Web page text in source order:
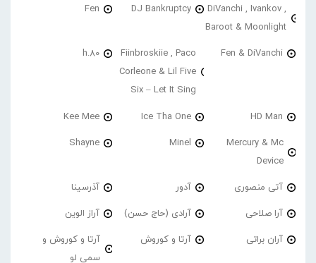
DiVanchi , Ivankov ,
Baroot & Moonlight
DJ Bankruptcy
Fen
Fen & DiVanchi
Fiinbroskiie , Paco
Corleone & Lil Five
Six – Let It Sing
h.80
HD Man
Ice Tha One
Kee Mee
Mercury & Mc
Device
Minel
Shayne
آتی منصوری آدور آذرسینا
آرا صلاحی آرادی (حاج حسن) آراز الوین
آران براتی آرتا و کوروش
آرتا و کوروش و
سمی لو